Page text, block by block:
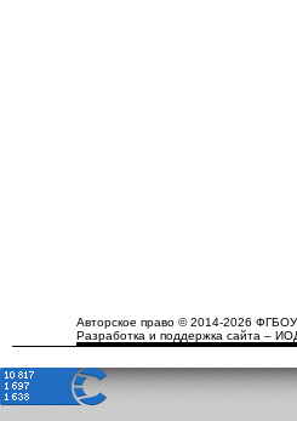
Авторское право © 2014-2026 ФГБОУ
Разработка и поддержка сайта –